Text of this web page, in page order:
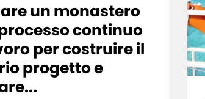
un monastero
continuo
per costruire il
progetto e